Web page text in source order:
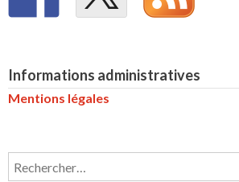
Informations administratives
Mentions légales
Rechercher :